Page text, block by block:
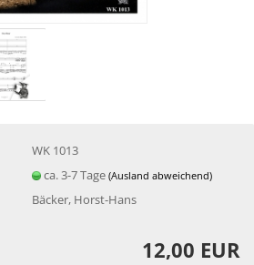
WK 1013
ca. 3-7 Tage(Ausland abweichend)
Bäcker, Horst-Hans
12,00 EUR